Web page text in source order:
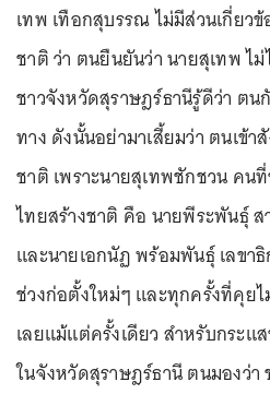
เทพ เทือกสุบรรณ ไม่มีส่วนเกี่ยว
ชาติ ว่า ตนยืนยันว่า นายสุเทพ ไ
ชาวจังหวัดสุราษฎร์ธานีรู้ดีว่า ต
ทาง ดังนั้นอย่ามาเสี้ยมว่า ตนเข้
ชาติ เพราะนายสุเทพชักชวน คน
ไทยสร้างชาติ คือ นายพีระพันธุ์
และนายเอกนัฏ พร้อมพันธุ์ เลขา
ช่วงก่อตั้งใหม่ๆ และทุกครั้งที่คุยไ
เลยแม้แต่ครั้งเดียว สำหรับกระแ
ในจังหวัดสุราษฎร์ธานี ตนมองว่า